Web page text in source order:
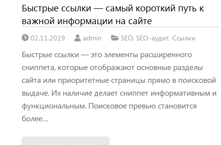
Быстрые ссылки — самый короткий путь к
важной информации на сайте
02.11.2019 admin SEO, SEO-аудит,Ссылки
Быстрые ссылки — это элементы расширенного
сниппета, которые отображают основные разделы
сайта или приоритетные страницы прямо в поисковой
выдаче. Их наличие делает сниппет информативным и
функциональным. Поисковое превью становится
более…